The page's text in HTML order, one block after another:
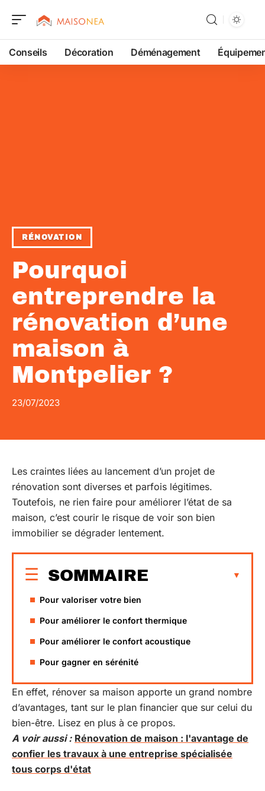
Conseils Décoration Déménagement
RÉNOVATION
Pourquoi
entreprendre la
rénovation d’une
maison à
Montpelier ?
23/07/2023
Les craintes liées au lancement d’un projet de
rénovation sont diverses et parfois légitimes.
Toutefois, ne rien faire pour améliorer l’état de sa
maison, c’est courir le risque de voir son bien
immobilier se dégrader lentement.
SOMMAIRE
Pour valoriser votre bien
Pour améliorer le confort thermique
Pour améliorer le confort acoustique
Pour gagner en sérénité
En effet, rénover sa maison apporte un grand nombre
d’avantages, tant sur le plan financier que sur celui du
bien-être. Lisez en plus à ce propos.
A voir aussi : Rénovation de maison : l'avantage de
confier les travaux à une entreprise spécialisée
tous corps d'état